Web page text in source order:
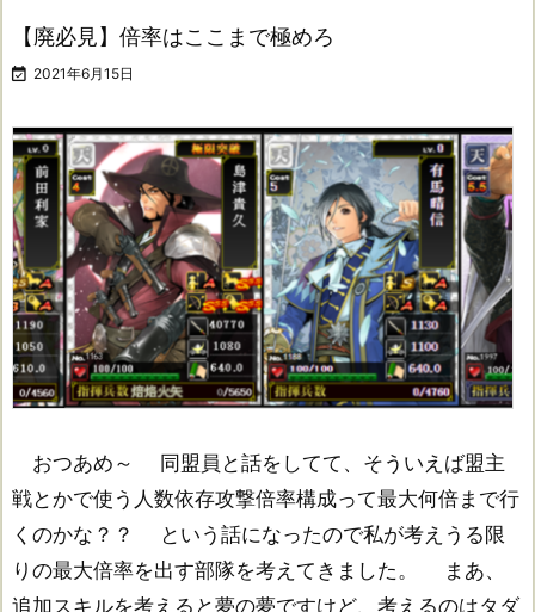
【廃必見】倍率はここまで極めろ
 2021年6月15日
おつあめ～ 同盟員と話をしてて、そういえば盟主
戦とかで使う人数依存攻撃倍率構成って最大何倍まで行
くのかな？？ という話になったので私が考えうる限
りの最大倍率を出す部隊を考えてきました。 まあ、
追加スキルを考えると夢の夢ですけど、考えるのはタダ